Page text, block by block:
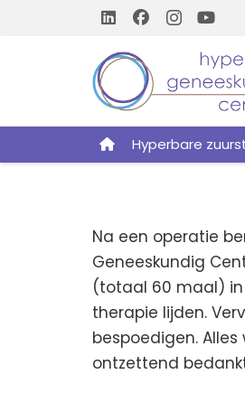
Hyperbare
Na een operatie
Geneeskundig
(totaal 60 maal) in
therapie lijden.
bespoedigen.
ontzettend